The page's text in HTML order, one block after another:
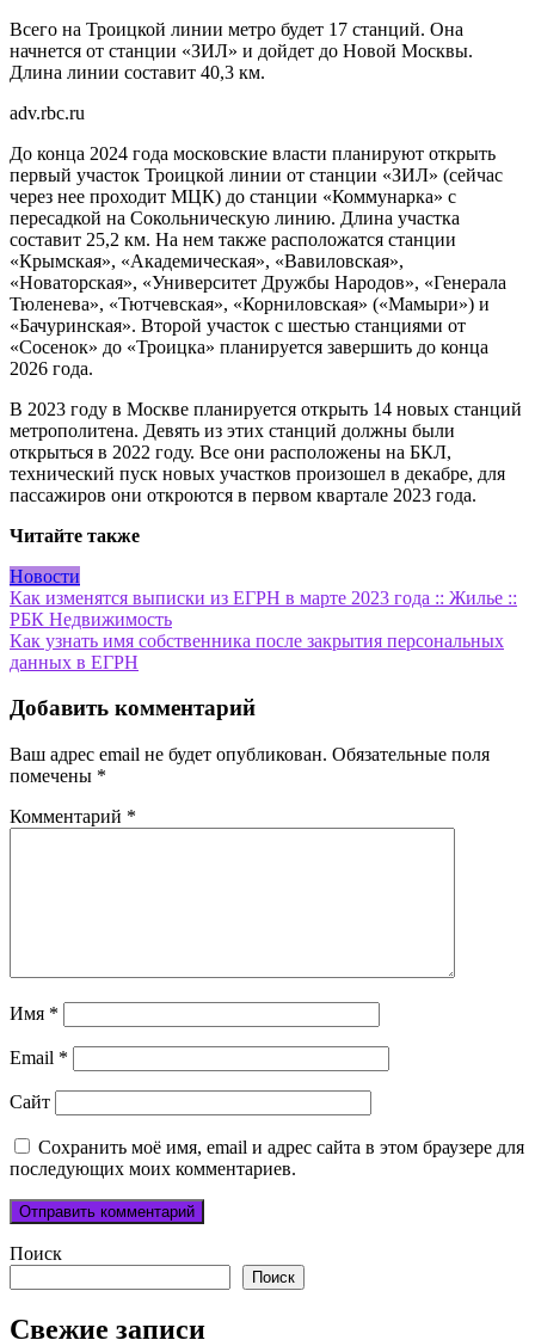
Всего на Троицкой линии метро будет 17 станций. Она
начнется от станции «ЗИЛ» и дойдет до Новой Москвы.
Длина линии составит 40,3 км.
adv.rbc.ru
До конца 2024 года московские власти планируют открыть
первый участок Троицкой линии от станции «ЗИЛ» (сейчас
через нее проходит МЦК) до станции «Коммунарка» с
пересадкой на Сокольническую линию. Длина участка
составит 25,2 км. На нем также расположатся станции
«Крымская», «Академическая», «Вавиловская»,
«Новаторская», «Университет Дружбы Народов», «Генерала
Тюленева», «Тютчевская», «Корниловская» («Мамыри») и
«Бачуринская». Второй участок с шестью станциями от
«Сосенок» до «Троицка» планируется завершить до конца
2026 года.
В 2023 году в Москве планируется открыть 14 новых станций
метрополитена. Девять из этих станций должны были
открыться в 2022 году. Все они расположены на БКЛ,
технический пуск новых участков произошел в декабре, для
пассажиров они откроются в первом квартале 2023 года.
Читайте также
Новости
Навигация
по
записям
Как изменятся выписки из ЕГРН в марте 2023 года :: Жилье ::
РБК Недвижимость
Как узнать имя собственника после закрытия персональных
данных в ЕГРН
Добавить комментарий
Ваш адрес email не будет опубликован. Обязательные поля
помечены *
Комментарий *
Имя *
Email *
Сайт
Сохранить моё имя, email и адрес сайта в этом браузере для
последующих моих комментариев.
Поиск
Поиск
Свежие записи